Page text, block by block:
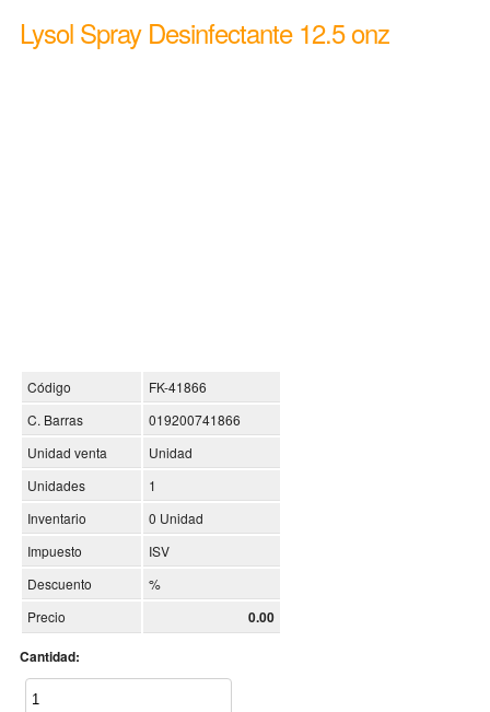
Lysol Spray Desinfectante 12.5 onz
Código
FK-41866
C. Barras
019200741866
Unidad venta
Unidad
Unidades
1
Inventario
0 Unidad
Impuesto
ISV
Descuento
%
Precio
0.00
Cantidad: